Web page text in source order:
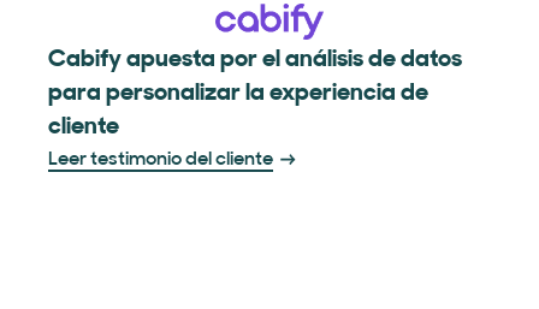
Cabify apuesta por el análisis de datos
para personalizar la experiencia de
cliente
Leer testimonio del cliente